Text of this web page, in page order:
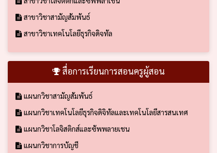
สาขาวิชาสามัญสัมพันธ์
สาขาวิชาเทคโนโลยีธุรกิจดิจทัล
สื่อการเรียนการสอนครูผู้สอน
แผนกวิชาสามัญสัมพันธ์
แผนกวิชาเทคโนโลยีธุรกิจดิจิทัลและเทคโนโลยีสารสนเทศ
แผนกวิชาโลจิสติกส์และซัพพลายเชน
แผนกวิชาการบัญชี